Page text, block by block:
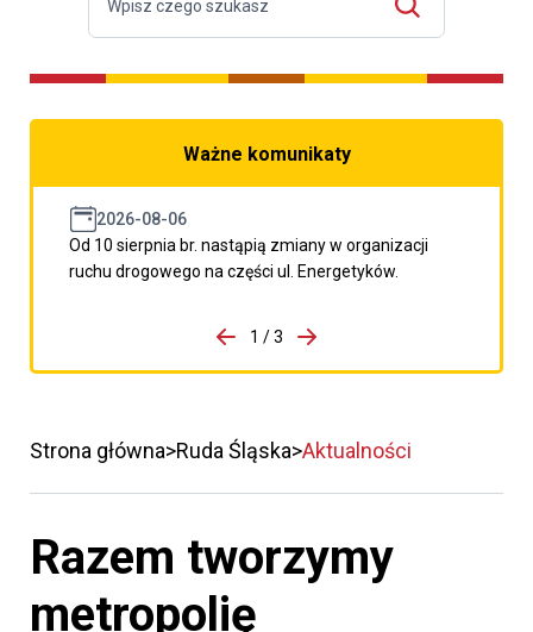
Ważne komunikaty
2026-08-06
Od 10 sierpnia br. nastąpią zmiany w organizacji
ruchu drogowego na części ul. Energetyków.
porzpedniego komunikatu
1 / 3
Przejdź do następnego
Strona główna Ruda Śląska Aktualności
Razem tworzymy
metropolię